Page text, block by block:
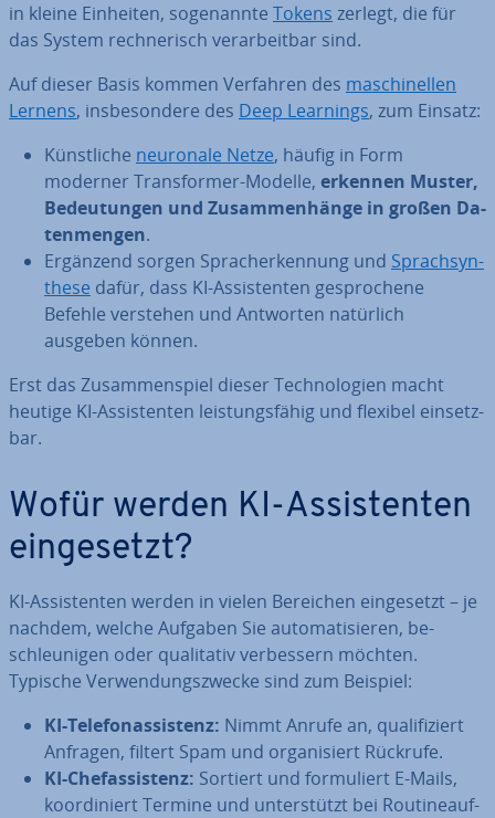
in kleine Einheiten, so­ge­nann­te Tokens zerlegt, die für
das System rech­ne­risch ver­ar­beit­bar sind.
Auf dieser Basis kommen Verfahren des ma­schi­nel­len
Lernens, ins­be­son­de­re des Deep Learnings, zum Einsatz:
Künst­li­che neuronale Netze, häufig in Form
moderner Trans­for­mer-Modelle, erkennen Muster,
Be­deu­tun­gen und Zu­sam­men­hän­ge in großen Da­
ten­men­gen.
Ergänzend sorgen Sprach­er­ken­nung und Sprach­syn­
the­se dafür, dass KI-As­sis­ten­ten ge­spro­che­ne
Befehle verstehen und Antworten natürlich
ausgeben können.
Erst das Zu­sam­men­spiel dieser Tech­no­lo­gien macht
heutige KI-As­sis­ten­ten leis­tungs­fä­hig und flexibel ein­setz­
bar.
Wofür werden KI-As­sis­ten­ten
ein­ge­setzt?
KI-As­sis­ten­ten werden in vielen Bereichen ein­ge­setzt – je
nachdem, welche Aufgaben Sie au­to­ma­ti­sie­ren, be­
schleu­ni­gen oder qua­li­ta­tiv ver­bes­sern möchten.
Typische Ver­wen­dungs­zwe­cke sind zum Beispiel:
KI-Te­le­fon­as­sis­tenz: Nimmt Anrufe an, qua­li­fi­ziert
Anfragen, filtert Spam und or­ga­ni­siert Rückrufe.
KI-Chef­as­sis­tenz: Sortiert und for­mu­liert E-Mails,
ko­or­di­niert Termine und un­ter­stützt bei Rou­ti­ne­auf­